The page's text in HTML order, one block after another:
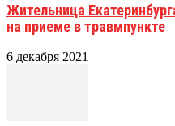
Жительница
на приеме в травмпункте
6 декабря 2021